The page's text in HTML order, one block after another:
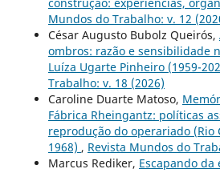
Mundos do Trabalho: v. 12
César Augusto Bubolz Queirós,
ombros: razão e sensibilidade
Luíza Ugarte Pinheiro (1959-
Trabalho: v. 18 (2026)
Caroline Duarte Matoso,
Fábrica Rheingantz: políticas
reprodução do operariado (Rio
1968) , Revista Mundos do
Marcus Rediker, Escapando da